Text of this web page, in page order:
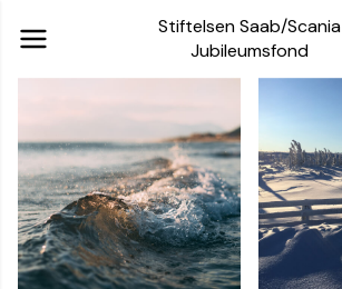
Stiftelsen Saab/Scania
Jubileumsfond